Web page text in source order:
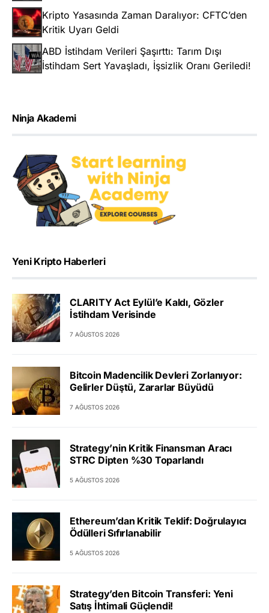
Kripto Yasasında Zaman Daralıyor: CFTC’den
Kritik Uyarı Geldi
ABD İstihdam Verileri Şaşırttı: Tarım Dışı
İstihdam Sert Yavaşladı, İşsizlik Oranı Geriledi!
Ninja Akademi
Yeni Kripto Haberleri
CLARITY Act Eylül’e Kaldı, Gözler
İstihdam Verisinde
7 AĞUSTOS 2026
Bitcoin Madencilik Devleri Zorlanıyor:
Gelirler Düştü, Zararlar Büyüdü
7 AĞUSTOS 2026
Strategy’nin Kritik Finansman Aracı
STRC Dipten %30 Toparlandı
5 AĞUSTOS 2026
Ethereum’dan Kritik Teklif: Doğrulayıcı
Ödülleri Sıfırlanabilir
5 AĞUSTOS 2026
Strategy’den Bitcoin Transferi: Yeni
Satış İhtimali Güçlendi!